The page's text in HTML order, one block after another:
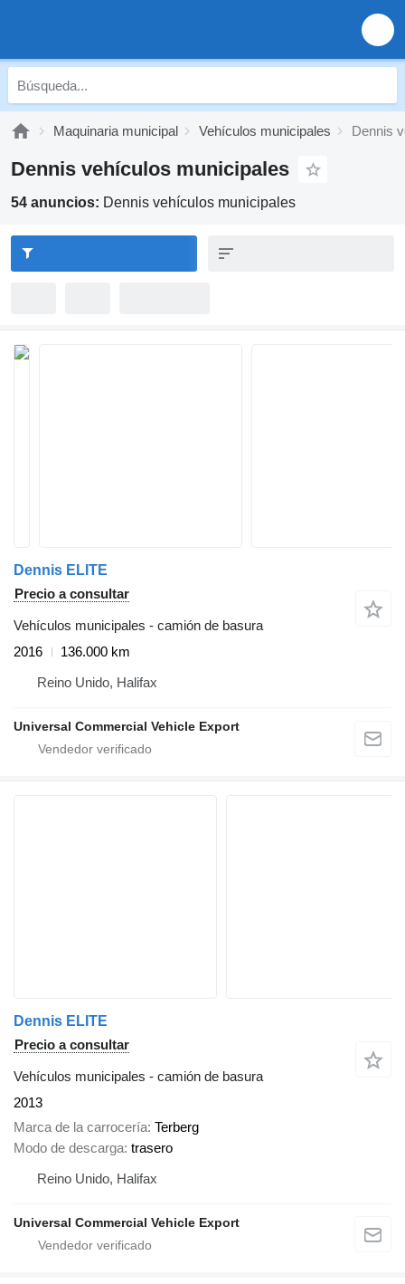
Maquinaria municipal Vehículos municipales Dennis
Dennis vehículos municipales
54 anuncios: Dennis vehículos municipales
Dennis ELITE
Precio a consultar
Vehículos municipales - camión de basura
2016
136.000 km
Reino Unido, Halifax
Universal Commercial Vehicle Export
Dennis ELITE
Precio a consultar
Vehículos municipales - camión de basura
2013
Marca de la carrocería Terberg
Modo de descarga trasero
Reino Unido, Halifax
Universal Commercial Vehicle Export